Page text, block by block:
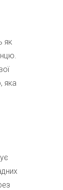
як
яка